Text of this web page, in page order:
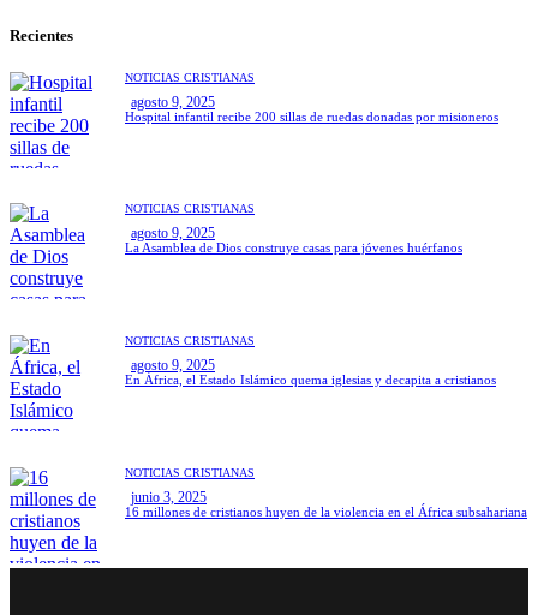
Recientes
NOTICIAS CRISTIANAS
agosto 9, 2025
Hospital infantil recibe 200 sillas de ruedas donadas por misioneros
NOTICIAS CRISTIANAS
agosto 9, 2025
La Asamblea de Dios construye casas para jóvenes huérfanos
NOTICIAS CRISTIANAS
agosto 9, 2025
En África, el Estado Islámico quema iglesias y decapita a cristianos
NOTICIAS CRISTIANAS
junio 3, 2025
16 millones de cristianos huyen de la violencia en el África subsahariana